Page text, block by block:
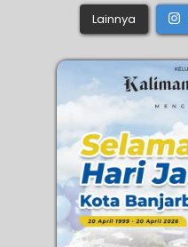
Lainnya